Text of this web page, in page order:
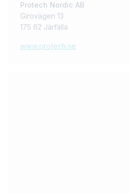
Protech Nordic AB
Girovägen 13
175 62 Järfälla
www.protech.se